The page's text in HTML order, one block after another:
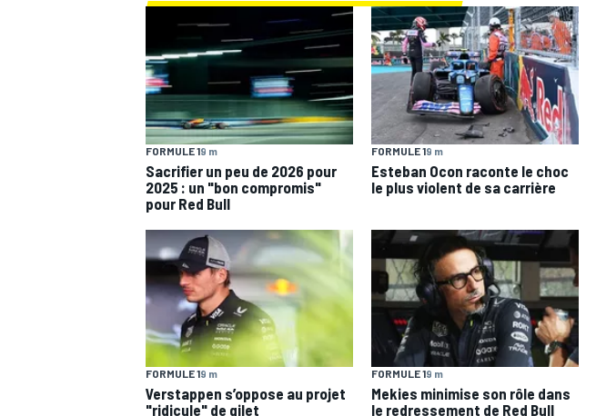
FORMULE 19 m
Sacrifier un peu de 2026 pour
2025 : un "bon compromis"
pour Red Bull
FORMULE 19 m
Esteban Ocon raconte le choc
le plus violent de sa carrière
FORMULE 19 m
Verstappen s’oppose au projet
"ridicule" de gilet
FORMULE 19 m
Mekies minimise son rôle dans
le redressement de Red Bull